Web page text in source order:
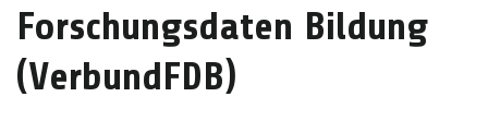
Forschungsdaten Bildung
(VerbundFDB)